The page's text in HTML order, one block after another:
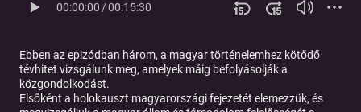
00:00:00/00:15:30
Ebben az epizódban három, a magyar történelemhez kötődő
tévhitet vizsgálunk meg, amelyek máig befolyásolják a
közgondolkodást.
Elsőként a holokauszt magyarországi fejezetét elemezzük, és